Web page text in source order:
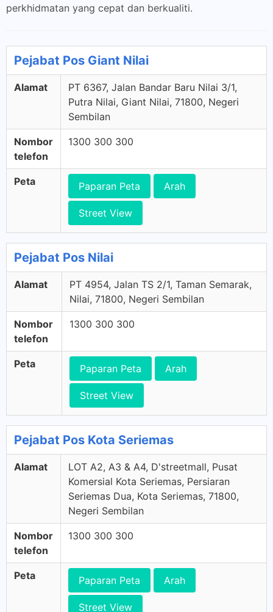
perkhidmatan yang cepat dan berkualiti.
Pejabat Pos Giant Nilai
Alamat
PT 6367, Jalan Bandar Baru Nilai 3/1,
Putra Nilai, Giant Nilai, 71800, Negeri
Sembilan
Nombor
telefon
1300 300 300
Peta Paparan Peta Arah
Street View
Pejabat Pos Nilai
Alamat
PT 4954, Jalan TS 2/1, Taman Semarak,
Nilai, 71800, Negeri Sembilan
Nombor
telefon
1300 300 300
Peta Paparan Peta Arah
Street View
Pejabat Pos Kota Seriemas
Alamat
LOT A2, A3 & A4, D'streetmall, Pusat
Komersial Kota Seriemas, Persiaran
Seriemas Dua, Kota Seriemas, 71800,
Negeri Sembilan
Nombor
telefon
1300 300 300
Peta Paparan Peta Arah
Street View